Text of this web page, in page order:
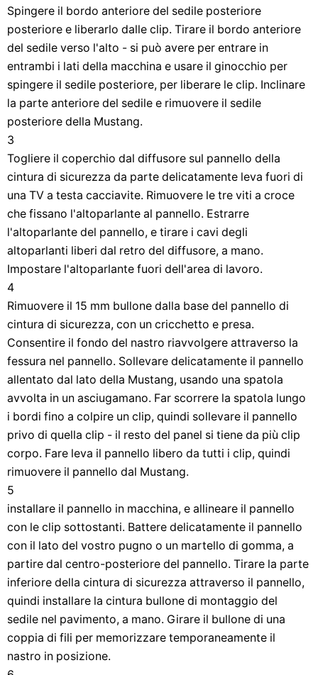
Spingere il bordo anteriore del sedile posteriore
posteriore e liberarlo dalle clip. Tirare il bordo anteriore
del sedile verso l'alto - si può avere per entrare in
entrambi i lati della macchina e usare il ginocchio per
spingere il sedile posteriore, per liberare le clip. Inclinare
la parte anteriore del sedile e rimuovere il sedile
posteriore della Mustang.
3
Togliere il coperchio dal diffusore sul pannello della
cintura di sicurezza da parte delicatamente leva fuori di
una TV a testa cacciavite. Rimuovere le tre viti a croce
che fissano l'altoparlante al pannello. Estrarre
l'altoparlante del pannello, e tirare i cavi degli
altoparlanti liberi dal retro del diffusore, a mano.
Impostare l'altoparlante fuori dell'area di lavoro.
4
Rimuovere il 15 mm bullone dalla base del pannello di
cintura di sicurezza, con un cricchetto e presa.
Consentire il fondo del nastro riavvolgere attraverso la
fessura nel pannello. Sollevare delicatamente il pannello
allentato dal lato della Mustang, usando una spatola
avvolta in un asciugamano. Far scorrere la spatola lungo
i bordi fino a colpire un clip, quindi sollevare il pannello
privo di quella clip - il resto del panel si tiene da più clip
corpo. Fare leva il pannello libero da tutti i clip, quindi
rimuovere il pannello dal Mustang.
5
installare il pannello in macchina, e allineare il pannello
con le clip sottostanti. Battere delicatamente il pannello
con il lato del vostro pugno o un martello di gomma, a
partire dal centro-posteriore del pannello. Tirare la parte
inferiore della cintura di sicurezza attraverso il pannello,
quindi installare la cintura bullone di montaggio del
sedile nel pavimento, a mano. Girare il bullone di una
coppia di fili per memorizzare temporaneamente il
nastro in posizione.